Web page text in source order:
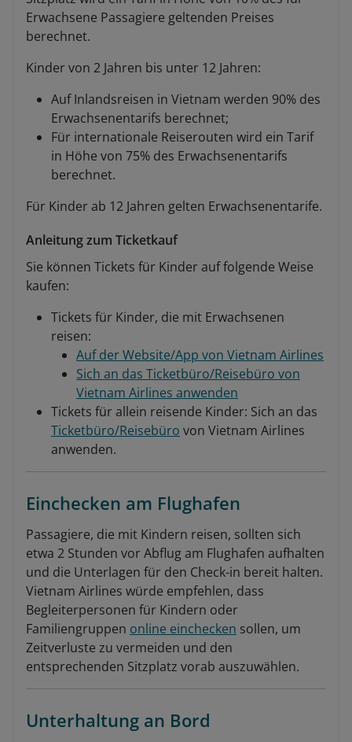
Erwachsene Passagiere geltenden Preises
berechnet.
Kinder von 2 Jahren bis unter 12 Jahren:
Auf Inlandsreisen in Vietnam werden 90% des
Erwachsenentarifs berechnet;
Für internationale Reiserouten wird ein Tarif
in Höhe von 75% des Erwachsenentarifs
berechnet.
Für Kinder ab 12 Jahren gelten Erwachsenentarife.
Anleitung zum Ticketkauf
Sie können Tickets für Kinder auf folgende Weise
kaufen:
Tickets für Kinder, die mit Erwachsenen
reisen:
Auf der Website/App von Vietnam Airlines
Sich an das Ticketbüro/Reisebüro von
Vietnam Airlines anwenden
Tickets für allein reisende Kinder: Sich an das
Ticketbüro/Reisebüro von Vietnam Airlines
anwenden.
Einchecken am Flughafen
Passagiere, die mit Kindern reisen, sollten sich
etwa 2 Stunden vor Abflug am Flughafen aufhalten
und die Unterlagen für den Check-in bereit halten.
Vietnam Airlines würde empfehlen, dass
Begleiterpersonen für Kindern oder
Familiengruppen online einchecken sollen, um
Zeitverluste zu vermeiden und den
entsprechenden Sitzplatz vorab auszuwählen.
Unterhaltung an Bord